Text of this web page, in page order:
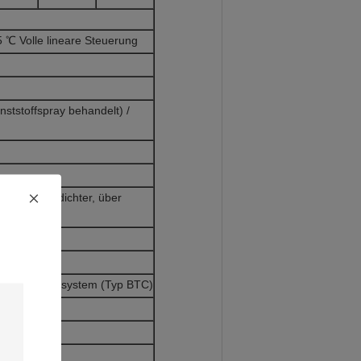
℃ Volle lineare Steuerung
behandelt) /
für Verdichter, über
(Typ BTC)